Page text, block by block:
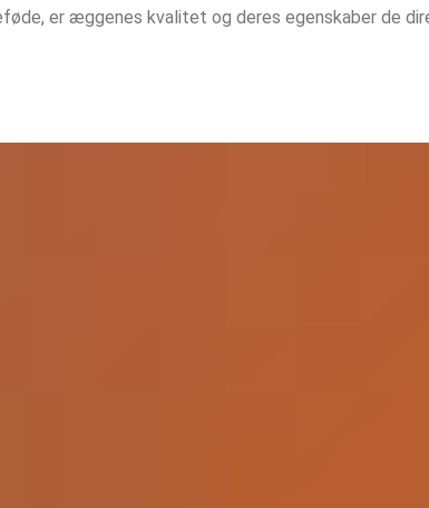
er æggenes kvalitet og deres egenskaber de